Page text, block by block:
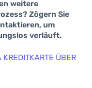
weitere
Zögern Sie
um
verläuft.
KREDITKARTE ÜBER